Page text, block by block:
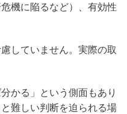
機に陥るなど）、有効性
していません。実際の取
かる」という側面もあり
難しい判断を迫られる場